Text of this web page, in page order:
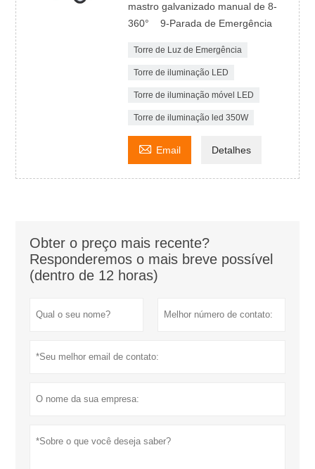
mastro galvanizado manual de 8-
360° 9-Parada de Emergência
Torre de Luz de Emergência
Torre de iluminação LED
Torre de iluminação móvel LED
Torre de iluminação led 350W
 Email Detalhes
Obter o preço mais recente?
Responderemos o mais breve possível
(dentro de 12 horas)